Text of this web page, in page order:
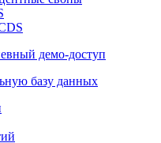
свопы
базу данных